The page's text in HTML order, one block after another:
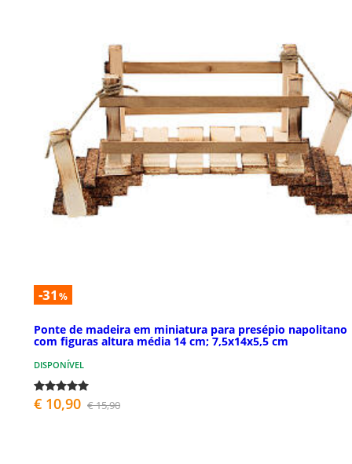
-31 %
Ponte de madeira em miniatura para presépio napolitano
com figuras altura média 14 cm; 7,5x14x5,5 cm
DISPONÍVEL
€ 10,90 € 15,90